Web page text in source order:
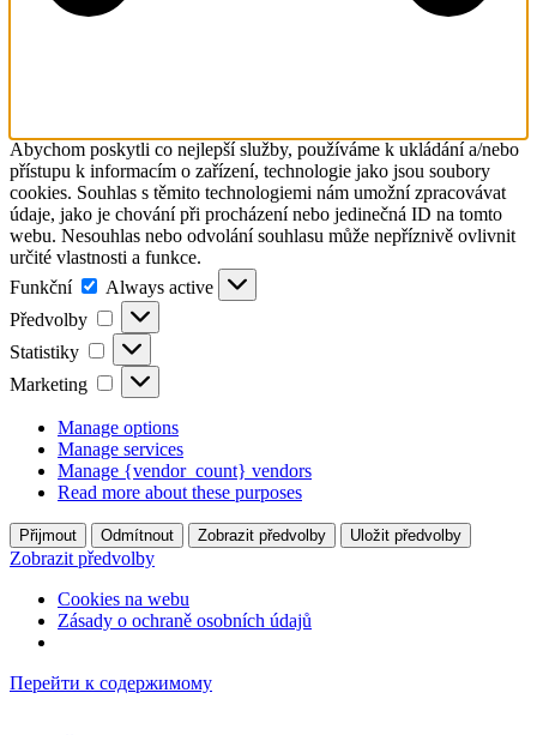
Abychom poskytli co nejlepší služby, používáme k ukládání a/nebo
přístupu k informacím o zařízení, technologie jako jsou soubory
cookies. Souhlas s těmito technologiemi nám umožní zpracovávat
údaje, jako je chování při procházení nebo jedinečná ID na tomto
webu. Nesouhlas nebo odvolání souhlasu může nepříznivě ovlivnit
určité vlastnosti a funkce.
Funkční
Funkční
Always active
Předvolby
Předvolby
Statistiky Statistiky
Marketing Marketing
Manage options
Manage services
Manage {vendor_count} vendors
Read more about these purposes
Přijmout Odmítnout Zobrazit předvolby Uložit předvolby
Zobrazit předvolby
Cookies na webu
Zásady o ochraně osobních údajů
Перейти к содержимому